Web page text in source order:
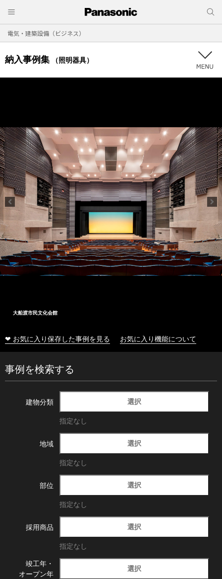
電気・建築設備（ビジネス）
納入事例集 （照明器具）
大船渡市民文化会館
❤ お気に入り保存した事例を見る お気に入り機能について
事例を検索する
建物分類 選択
指定なし
地域 選択
指定なし
部位 選択
指定なし
採用商品 選択
指定なし
竣工年・
オープン年
選択